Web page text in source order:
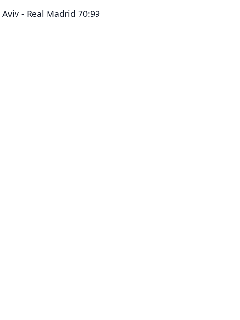
Aviv - Real Madrid 70:99